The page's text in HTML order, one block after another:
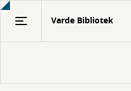
Gå
Varde Bibliotek